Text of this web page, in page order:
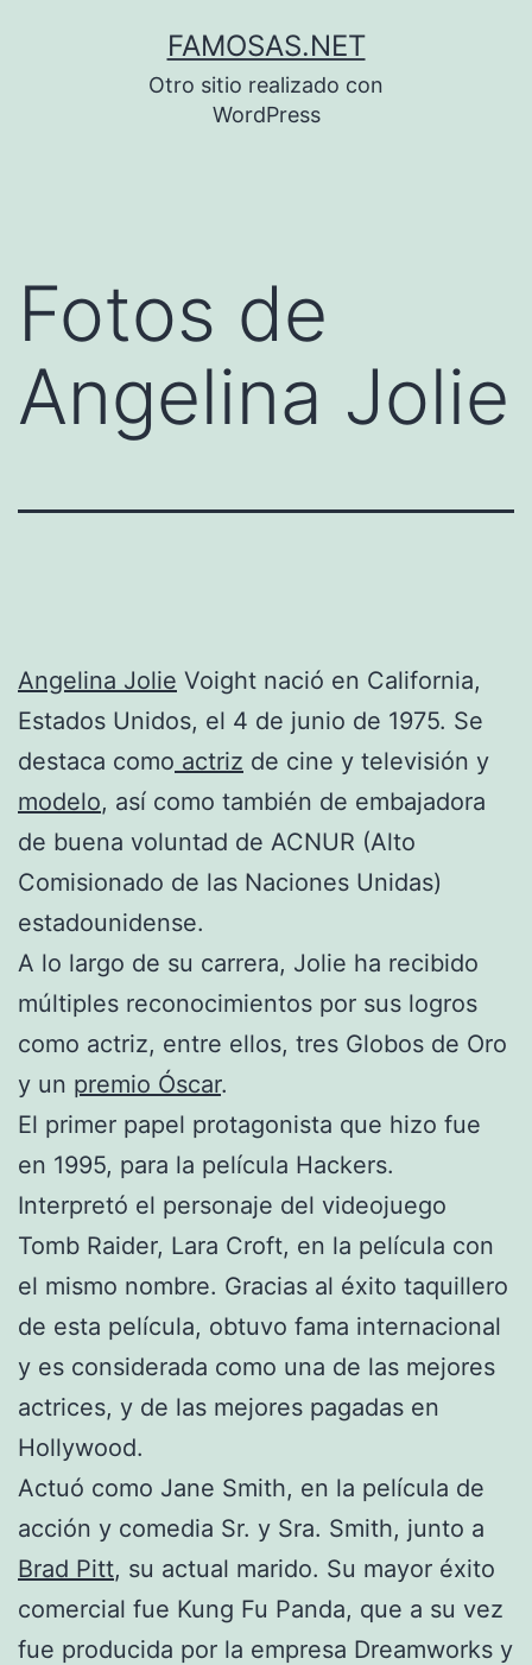
FAMOSAS.NET
Otro sitio realizado con
WordPress
Fotos de
Angelina Jolie
Angelina Jolie Voight nació en California,
Estados Unidos, el 4 de junio de 1975. Se
destaca como actriz de cine y televisión y
modelo, así como también de embajadora
de buena voluntad de ACNUR (Alto
Comisionado de las Naciones Unidas)
estadounidense.
A lo largo de su carrera, Jolie ha recibido
múltiples reconocimientos por sus logros
como actriz, entre ellos, tres Globos de Oro
y un premio Óscar.
El primer papel protagonista que hizo fue
en 1995, para la película Hackers.
Interpretó el personaje del videojuego
Tomb Raider, Lara Croft, en la película con
el mismo nombre. Gracias al éxito taquillero
de esta película, obtuvo fama internacional
y es considerada como una de las mejores
actrices, y de las mejores pagadas en
Hollywood.
Actuó como Jane Smith, en la película de
acción y comedia Sr. y Sra. Smith, junto a
Brad Pitt, su actual marido. Su mayor éxito
comercial fue Kung Fu Panda, que a su vez
fue producida por la empresa Dreamworks y